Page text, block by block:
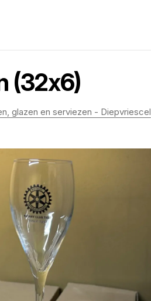
(32x6)
glazen en serviezen - Diepvriescel